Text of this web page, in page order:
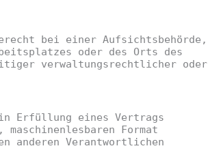
bei einer Aufsichtsbehörde,
oder des Orts des
verwaltungsrechtlicher oder
Erfüllung eines Vertrags
Format
anderen Verantwortlichen